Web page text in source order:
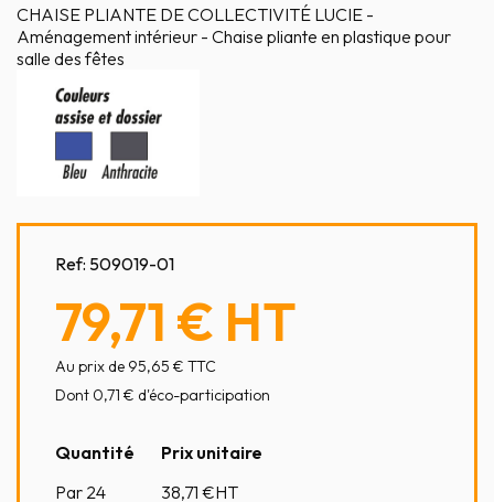
CHAISE PLIANTE DE COLLECTIVITÉ LUCIE -
Aménagement intérieur - Chaise pliante en plastique pour
salle des fêtes
Ref: 509019-01
79,71 € HT
Au prix de 95,65 € TTC
Dont 0,71 € d'éco-participation
Quantité
Prix unitaire
Par 24
38,71 €HT